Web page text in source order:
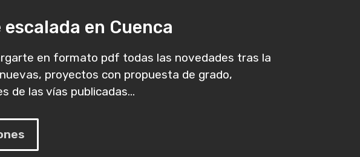
escalada en Cuenca
en formato pdf todas las novedades tras la
proyectos con propuesta de grado,
de las vías publicadas...